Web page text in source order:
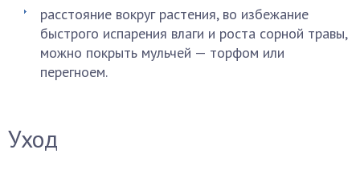
расстояние вокруг растения, во избежание
быстрого испарения влаги и роста сорной травы,
можно покрыть мульчей — торфом или
перегноем.
Уход